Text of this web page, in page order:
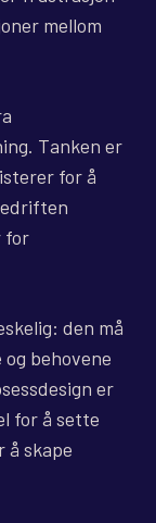
mellom
Tanken er
for å
for
den må
behovene
er
for å sette
å skape